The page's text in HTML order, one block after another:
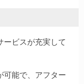
ービスが充実して
可能で、アフター